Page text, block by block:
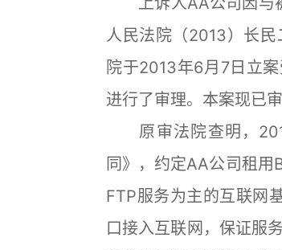
人民法院（2013）长
院于2013年6月7日立
进行了审理。本案现已审
原审法院查明，
同》，约定AA公司租用
FTP服务为主的互联网
口接入互联网，保证服